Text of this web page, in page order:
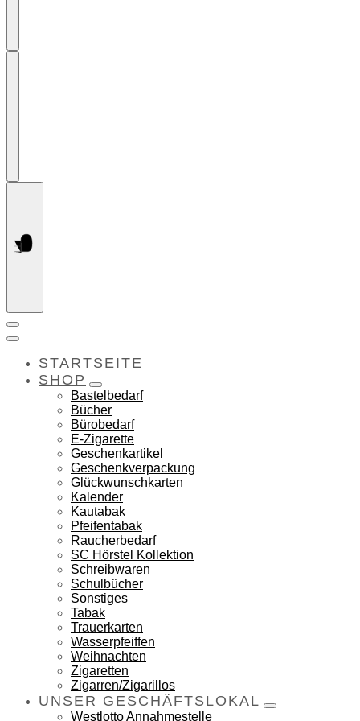
STARTSEITE
SHOP
Bastelbedarf
Bücher
Bürobedarf
E-Zigarette
Geschenkartikel
Geschenkverpackung
Glückwunschkarten
Kalender
Kautabak
Pfeifentabak
Raucherbedarf
SC Hörstel Kollektion
Schreibwaren
Schulbücher
Sonstiges
Tabak
Trauerkarten
Wasserpfeiffen
Weihnachten
Zigaretten
Zigarren/Zigarillos
UNSER GESCHÄFTSLOKAL
Westlotto Annahmestelle